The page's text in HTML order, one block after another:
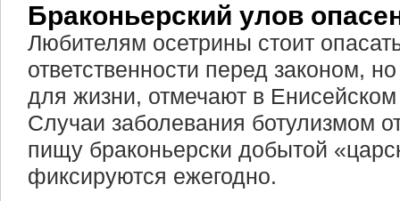
Браконьерский улов
Любителям осетрины стоит
ответственности перед законом,
для жизни, отмечают в
Случаи заболевания ботулизмом
пищу браконьерски добытой
фиксируются ежегодно.